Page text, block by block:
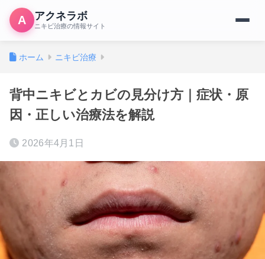
A アクネラボ
ニキビ治療の情報サイト
ホーム ニキビ治療
背中ニキビとカビの見分け方｜症状・原
因・正しい治療法を解説
2026年4月1日